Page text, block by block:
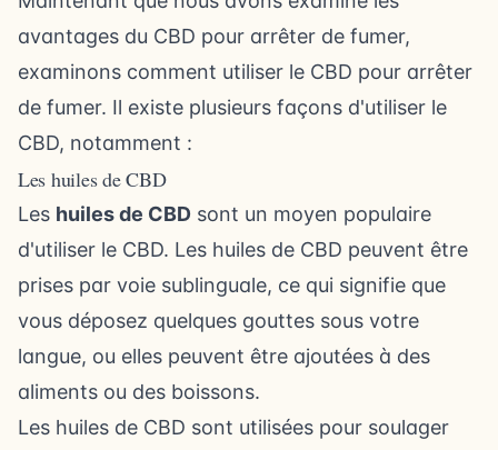
avantages du CBD pour arrêter de fumer,
examinons comment utiliser le CBD pour arrêter
de fumer. Il existe plusieurs façons d'utiliser le
CBD, notamment :
Les huiles de CBD
Les huiles de CBD sont un moyen populaire
d'utiliser le CBD. Les huiles de CBD peuvent être
prises par voie sublinguale, ce qui signifie que
vous déposez quelques gouttes sous votre
langue, ou elles peuvent être ajoutées à des
aliments ou des boissons.
Les huiles de CBD sont utilisées pour soulager